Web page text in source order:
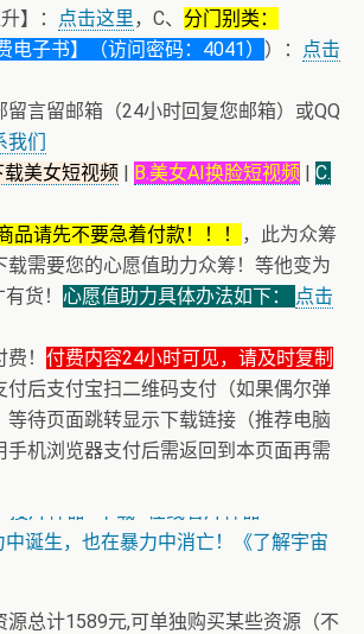
】：
点击这里，C、 分门别类：
电子书】（访问密码：4041） ）：
点击
言留邮箱（24小时回复您邮箱）或QQ
我们
载美女短视频 | B.美女AI换脸短视频 | C.
品请先不要急着付款！！！
，此为众筹
载需要您的心愿值助力众筹！等他变为
货！ 心愿值助力具体办法如下：
点击
！ 付费内容24小时可见，请及时复制
付后支付宝扫二维码支付（如果偶尔弹
等待页面跳转显示下载链接（推荐电脑
手机浏览器支付后需返回到本页面再需
的网友为电子书籍《动力电池管
众筹一次！
搜片神器+下载+在线看片神器
诞生，也在暴力中消亡！《了解宇宙
的网友为电子书籍《动力电池管
筹一次！
源总计1589元,可单独购买某些资源（不